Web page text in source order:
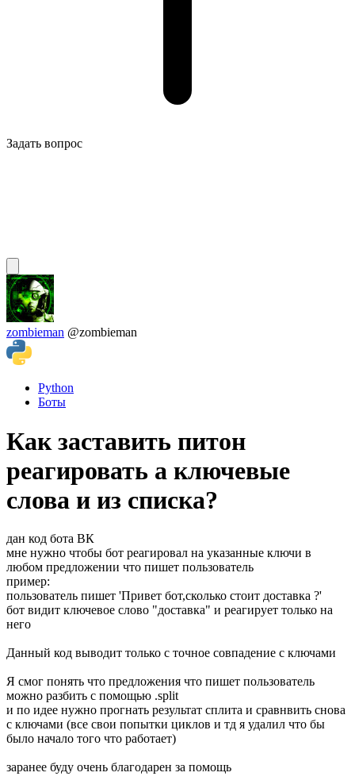
Задать вопрос
zombieman @zombieman
Python
Боты
Как заставить питон
реагировать а ключевые
слова и из списка?
дан код бота ВК
мне нужно чтобы бот реагировал на указанные ключи в
любом предложении что пишет пользователь
пример:
пользователь пишет 'Привет бот,сколько стоит доставка ?'
бот видит ключевое слово "доставка" и реагирует только на
него
Данный код выводит только с точное совпадение с ключами
Я смог понять что предложения что пишет пользователь
можно разбить с помощью .split
и по идее нужно прогнать результат сплита и сравнвить снова
с ключами (все свои попытки циклов и тд я удалил что бы
было начало того что работает)
заранее буду очень благодарен за помощь